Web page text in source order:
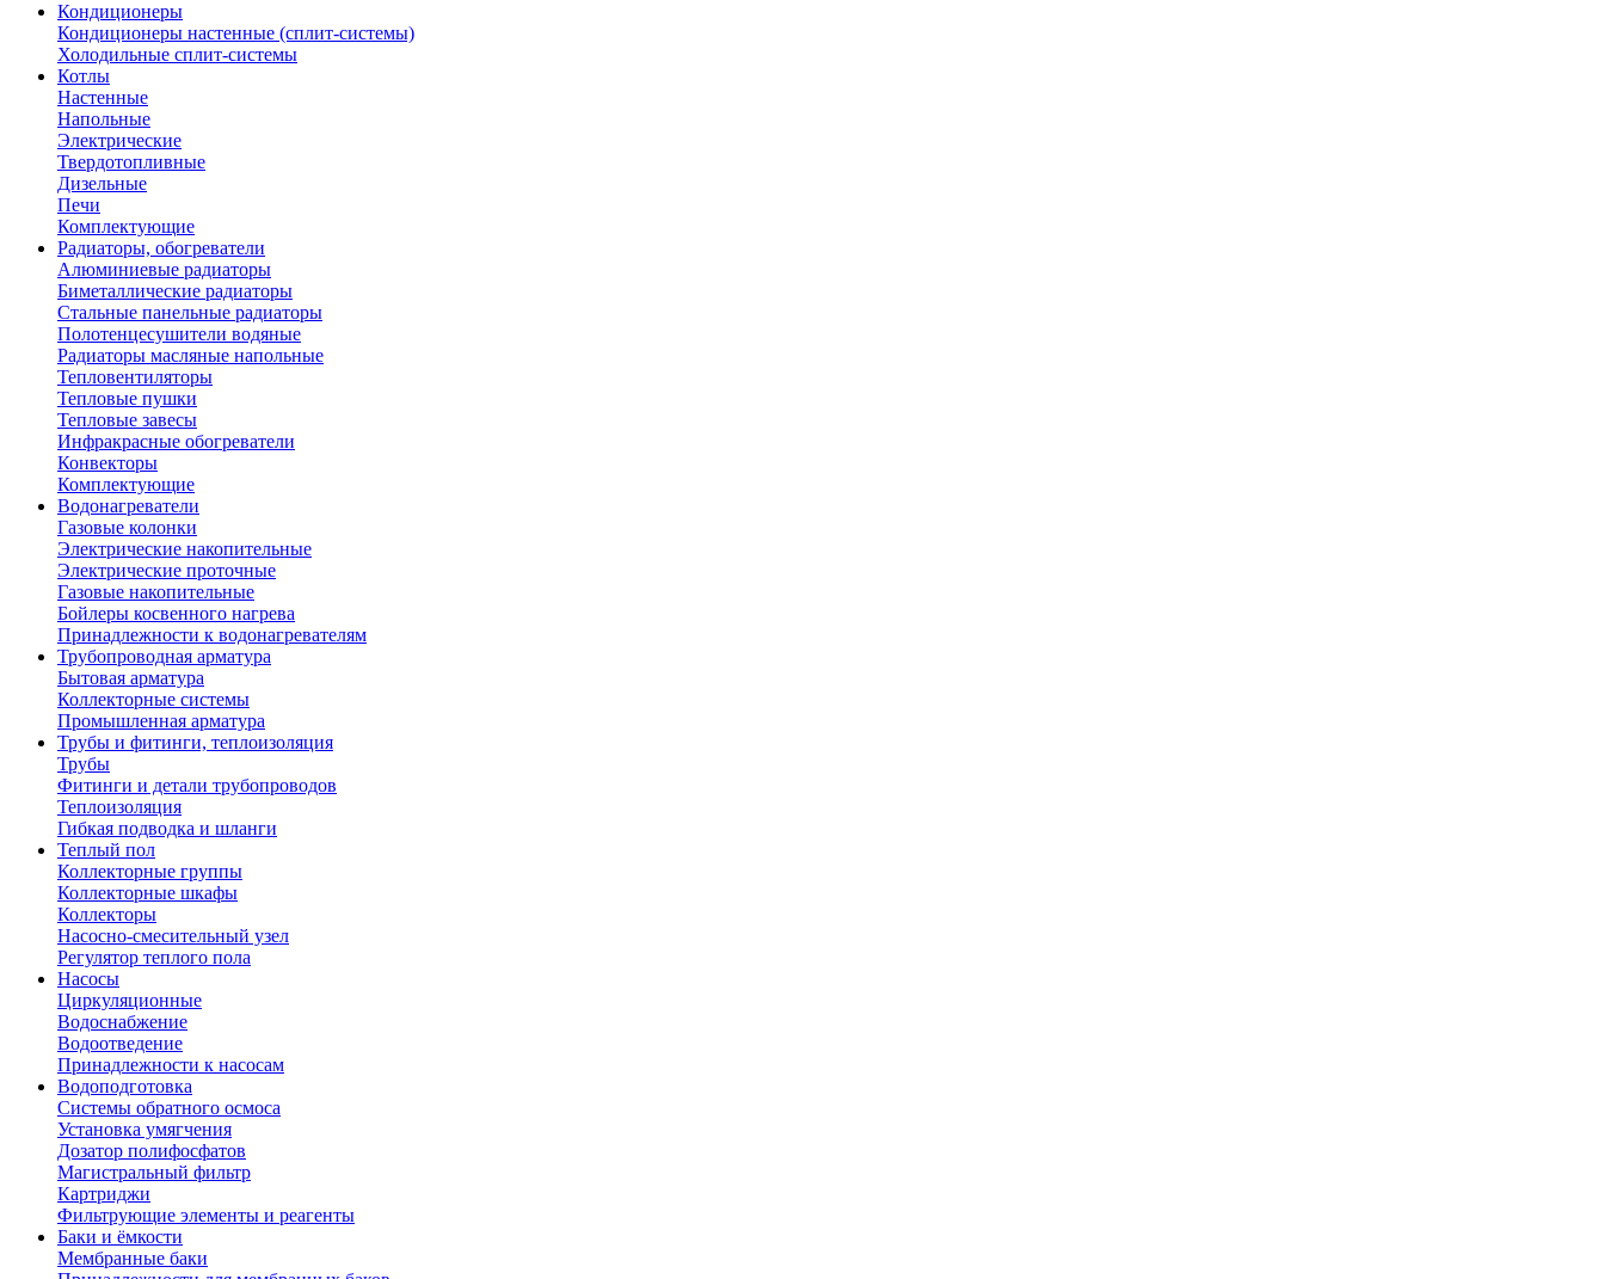
Кондиционеры
Кондиционеры настенные (сплит-системы)
Холодильные сплит-системы
Котлы
Настенные
Напольные
Электрические
Твердотопливные
Дизельные
Печи
Комплектующие
Радиаторы, обогреватели
Алюминиевые радиаторы
Биметаллические радиаторы
Стальные панельные радиаторы
Полотенцесушители водяные
Радиаторы масляные напольные
Тепловентиляторы
Тепловые пушки
Тепловые завесы
Инфракрасные обогреватели
Конвекторы
Комплектующие
Водонагреватели
Газовые колонки
Электрические накопительные
Электрические проточные
Газовые накопительные
Бойлеры косвенного нагрева
Принадлежности к водонагревателям
Трубопроводная арматура
Бытовая арматура
Коллекторные системы
Промышленная арматура
Трубы и фитинги, теплоизоляция
Трубы
Фитинги и детали трубопроводов
Теплоизоляция
Гибкая подводка и шланги
Теплый пол
Коллекторные группы
Коллекторные шкафы
Коллекторы
Насосно-смесительный узел
Регулятор теплого пола
Насосы
Циркуляционные
Водоснабжение
Водоотведение
Принадлежности к насосам
Водоподготовка
Системы обратного осмоса
Установка умягчения
Дозатор полифосфатов
Магистральный фильтр
Картриджи
Фильтрующие элементы и реагенты
Баки и ёмкости
Мембранные баки